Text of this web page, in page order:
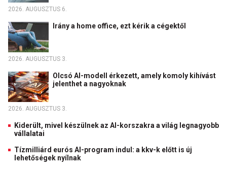
2026. AUGUSZTUS 6.
Irány a home office, ezt kérik a cégektől
2026. AUGUSZTUS 3.
Olcsó AI-modell érkezett, amely komoly kihívást
jelenthet a nagyoknak
2026. AUGUSZTUS 3.
Kiderült, mivel készülnek az AI-korszakra a világ legnagyobb
vállalatai
Tízmilliárd eurós AI-program indul: a kkv-k előtt is új
lehetőségek nyílnak